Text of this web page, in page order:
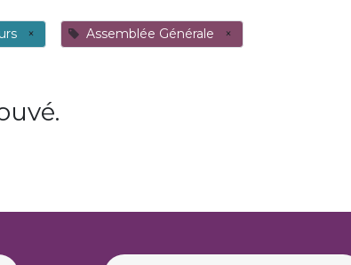
× Assemblée Générale ×